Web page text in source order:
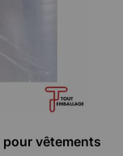
vêtements